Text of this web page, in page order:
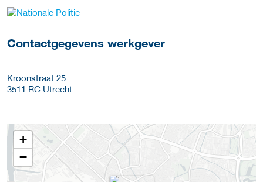
Meer werkgever details
Contactgegevens werkgever
Kroonstraat 25
3511 RC Utrecht
+
−